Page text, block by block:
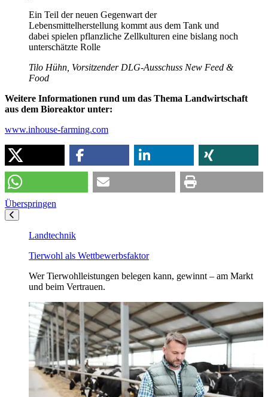
Ein Teil der neuen Gegenwart der
Lebensmittelherstellung kommt aus dem Tank und
dabei spielen pflanzliche Zellkulturen eine bislang noch
unterschätzte Rolle
Tilo Hühn, Vorsitzender DLG-Ausschuss New Feed &
Food
Weitere Informationen rund um das Thema Landwirtschaft
aus dem Bioreaktor unter:
www.inhouse-farming.com
Überspringen
Landtechnik
Tierwohl als Wettbewerbsfaktor
Wer Tierwohlleistungen belegen kann, gewinnt – am Markt
und beim Vertrauen.